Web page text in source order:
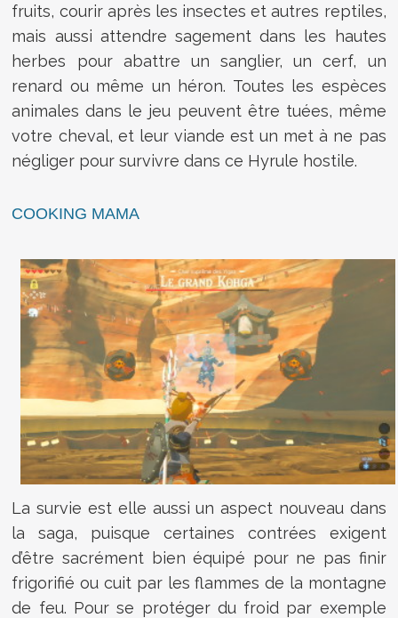
fruits, courir après les insectes et autres reptiles,
mais aussi attendre sagement dans les hautes
herbes pour abattre un sanglier, un cerf, un
renard ou même un héron. Toutes les espèces
animales dans le jeu peuvent être tuées, même
votre cheval, et leur viande est un met à ne pas
négliger pour survivre dans ce Hyrule hostile.
COOKING MAMA
La survie est elle aussi un aspect nouveau dans
la saga, puisque certaines contrées exigent
d’être sacrément bien équipé pour ne pas finir
frigorifié ou cuit par les flammes de la montagne
de feu. Pour se protéger du froid par exemple